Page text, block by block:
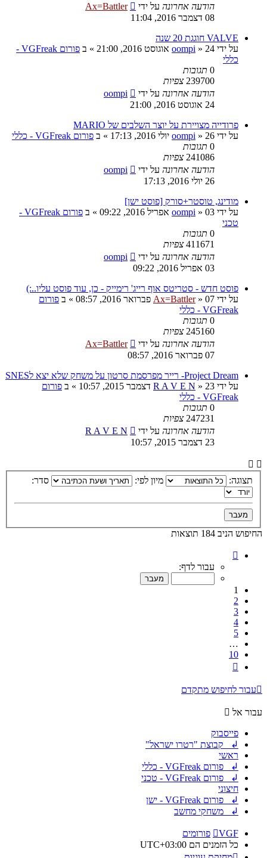
הודעה אחרונה על ידי
Ax=Battler
08 דצמבר 2016, 11:04
VALVE חוגגת 20 שנה
על ידי
oompi » 24 אוגוסט 2016, 21:00 » ב
פורום VGFreak -
כללי
0 תגובות
239700 צפיות
הודעה אחרונה על ידי
oompi
24 אוגוסט 2016, 21:00
פרודייה מצויירת על יוצר השלבים של MARIO
על ידי
oompi » 26 יולי 2016, 17:13 » ב פורום VGFreak - כללי
0 תגובות
241086 צפיות
הודעה אחרונה על ידי
oompi
26 יולי 2016, 17:13
מודינג, טוסטר+סורק [פוסט ישן]
על ידי
oompi » 03 אפריל 2016, 09:22 » ב
פורום VGFreak -
טכני
0 תגובות
411671 צפיות
הודעה אחרונה על ידי
oompi
03 אפריל 2016, 09:22
פוסט חדש - סטריטס אוף רייג' רימייק - כן, עוד פוסט עליו..:)
על ידי
Ax=Battler» 07 פברואר 2016, 08:57 » ב פורום
VGFreak - כללי
0 תגובות
245160 צפיות
הודעה אחרונה על ידי
Ax=Battler
07 פברואר 2016, 08:57
Project Dream- רייר מפרסמת סרטון על משחק שלא יצא לSNES
על ידי
R A V E N » 23 דצמבר 2015, 10:57 » ב פורום
VGFreak - כללי
0 תגובות
247231 צפיות
הודעה אחרונה על ידי
R A V E N
23 דצמבר 2015, 10:57
תצוגה: מיון לפי: סדר:
החיפוש הניב 184 תוצאות
מתוך
עבור לדף:
1
2
3
4
5
…
10
עבור לחיפוש מתקדם
עבור אל
פייסבוק
↲ קבוצת "רטרו ישראל"
ראשי
↲ פורום VGFreak - כללי
↲ פורום VGFreak - טכני
חיצוני
↲ פורום VGFreak - ישן
↲ משחקי מחשב
VGF
פורומים
כל הזמנים הם UTC+03:00